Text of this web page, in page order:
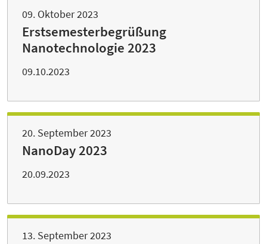
09. Oktober 2023
Erstsemesterbegrüßung
Nanotechnologie 2023
09.10.2023
20. September 2023
NanoDay 2023
20.09.2023
13. September 2023